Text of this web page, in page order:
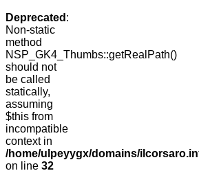
Deprecated :
Non-static
method
NSP_GK4_Thumbs::getRealPath()
should not
be called
statically,
assuming
$this from
incompatible
context in
/home/ulpeyygx/domains/
on line 32